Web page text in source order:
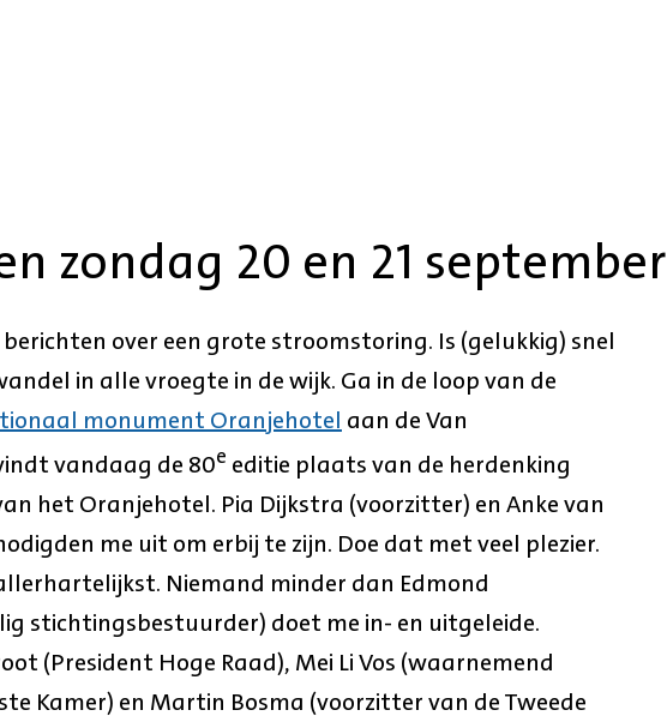
zondag 20 en 21 september
over een grote stroomstoring. Is (gelukkig) snel
in alle vroegte in de wijk. Ga in de loop van de
monument Oranjehotel aan de Van
vandaag de 80e editie plaats van de herdenking
het Oranjehotel. Pia Dijkstra (voorzitter) en Anke van
me uit om erbij te zijn. Doe dat met veel plezier.
Niemand minder dan Edmond
stichtingsbestuurder) doet me in- en uitgeleide.
(President Hoge Raad), Mei Li Vos (waarnemend
Kamer) en Martin Bosma (voorzitter van de Tweede